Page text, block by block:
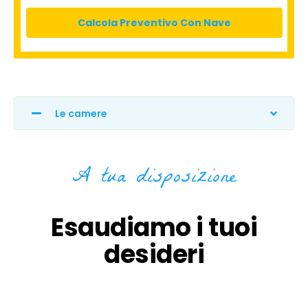
Le camere
A tua disposizione
Esaudiamo i tuoi
desideri